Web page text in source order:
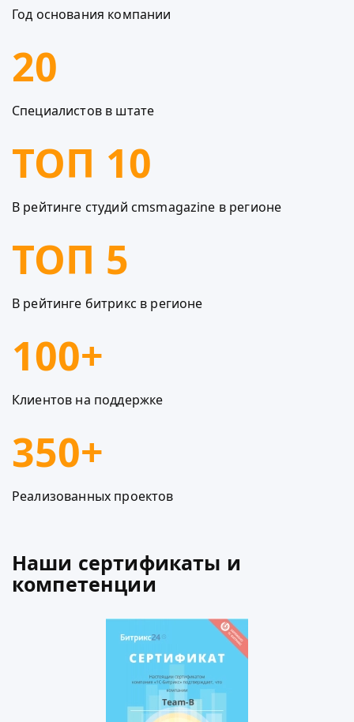
Год основания компании
20
Специалистов в штате
ТОП 10
В рейтинге студий cmsmagazine в регионе
ТОП 5
В рейтинге битрикс в регионе
100+
Клиентов на поддержке
350+
Реализованных проектов
Наши сертификаты и
компетенции